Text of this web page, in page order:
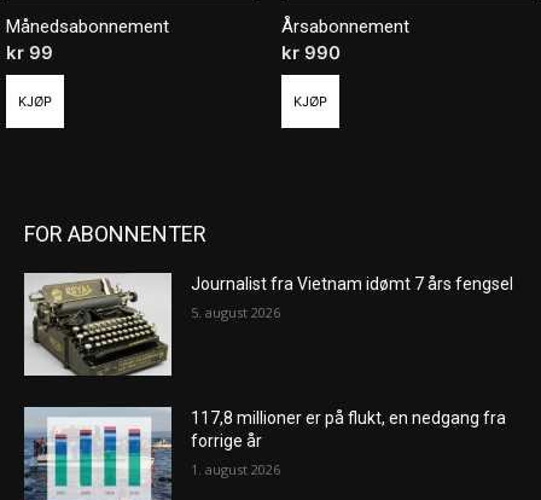
Månedsabonnement
kr 99
KJØP
Årsabonnement
kr990
KJØP
FOR ABONNENTER
Journalist fra Vietnam idømt 7 års fengsel
5. august 2026
117,8 millioner er på flukt, en nedgang fra
forrige år
1. august 2026